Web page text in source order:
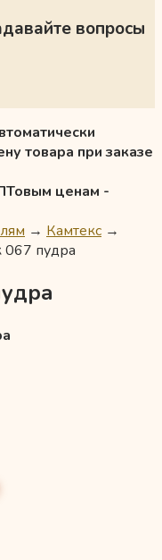
вопросы
товара при заказе
ценам -
→ Камтекс →
067 пудра